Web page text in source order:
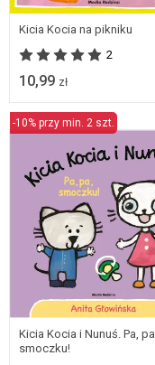
Kicia Kocia na pikniku
2
10,99 zł
-10% przy min. 2 szt.
Kicia Kocia i Nunuś. Pa, pa
smoczku!